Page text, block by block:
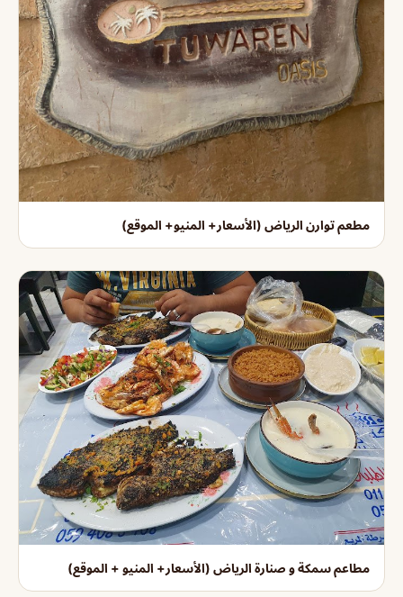
مطعم توارن الرياض (الأسعار+ المنيو+ الموقع)
مطاعم سمكة و صنارة الرياض (الأسعار+ المنيو + الموقع)